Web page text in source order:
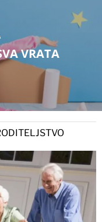
VRATA